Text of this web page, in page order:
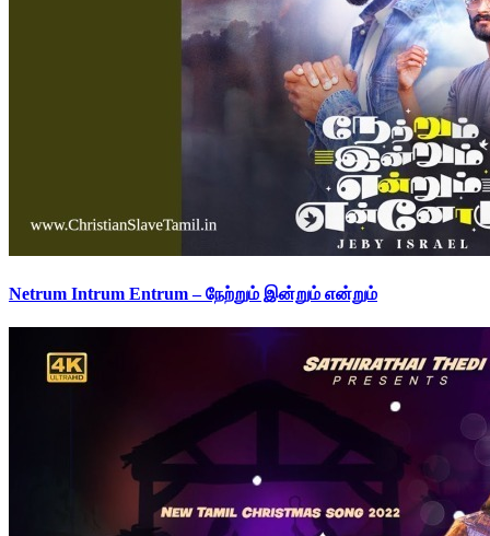
Netrum Intrum Entrum – நேற்றும் இன்றும் என்றும்